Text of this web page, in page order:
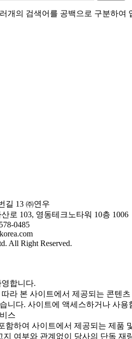
개의 검색어를 공백으로 구분하여
길 13 ㈜연우
로 103, 영동테크노타워 10층 1006
0485
All Right Reserved.
합니다.
라 본 사이트에서 제공되는 콘텐
니다. 사이트에 액세스하거나 사
스
함하여 사이트에서 제공되는 제품
지 여부와 관계없이 당사의 단독